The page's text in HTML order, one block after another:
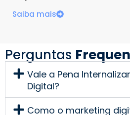
Saiba mais
Perguntas
Vale a Pena
Digital?
Como o marketing